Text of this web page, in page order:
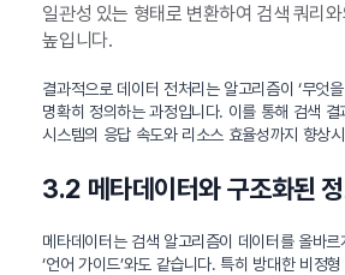
일관성 있는 형태로 변환하여 검색 쿼리
높입니다.
결과적으로 데이터 전처리는 알고리즘이 ‘무엇
명확히 정의하는 과정입니다. 이를 통해 검색 결
시스템의 응답 속도와 리소스 효율성까지 향상
3.2 메타데이터와 구조화된
메타데이터는 검색 알고리즘이 데이터를 올바
‘언어 가이드’와도 같습니다. 특히 방대한 비정